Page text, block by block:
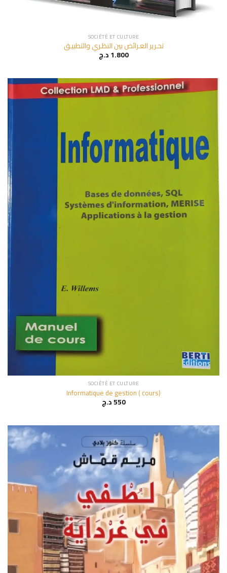
SOCIÉTÉ ET CULTURE
تحـرير العـرائض بين النظـري والتطبيـق
1.800د.ج
SOCIÉTÉ ET CULTURE
Informatique de gestion ( cours)
550د.ج